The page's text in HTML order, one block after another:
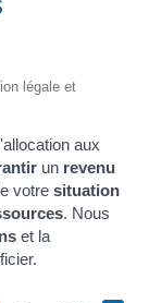
légale et
aux
un revenu
votresituation
. Nous
et la